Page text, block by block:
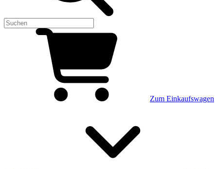
Zum Einkaufswagen